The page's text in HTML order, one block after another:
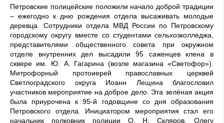
Петровские полицейские положили начало доброй традиции
– ежегодно к дню рождения отдела высаживать молодые
деревца. Сотрудники отдела МВД России по Петровскому
городскому округу вместе со студентами сельхозколледжа,
представителями общественного совета при окружном
отделе внутренних дел высадили 95 саженцев клена в
сквере им. Ю. А. Гагарина (возле магазина «Светофор»).
Митрофорный протоиерей православных церквей
Светлоградского округа Иоанн Лещина благословил
участников мероприятие на доброе дело. Эта зелёная акция
была приурочена к 95-й годовщине со дня образования
Петровского отдела. Инициатором мероприятия стал его
начальник полковник полиции О. Н. Скляров. Олегу